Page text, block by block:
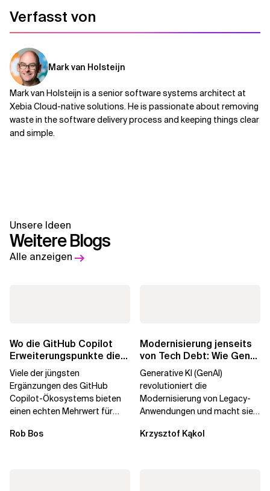
Verfasst von
Mark van Holsteijn
Mark van Holsteijn is a senior software systems architect at
Xebia Cloud-native solutions. He is passionate about removing
waste in the software delivery process and keeping things clear
and simple.
Unsere Ideen
Weitere Blogs
Alle anzeigen
Wo die GitHub Copilot
Erweiterungspunkte die
Governance brechen
Viele der jüngsten
Ergänzungen des GitHub
Copilot-Ökosystems bieten
einen echten Mehrwert für
aber auch die...
Rob Bos
Modernisierung jenseits
von Tech Debt: Wie GenAI
die
Generative KI (GenAI)
revolutioniert die
Modernisierung von Legacy-
Anwendungen und macht sie
Durch die Automatisierung...
Krzysztof Kąkol